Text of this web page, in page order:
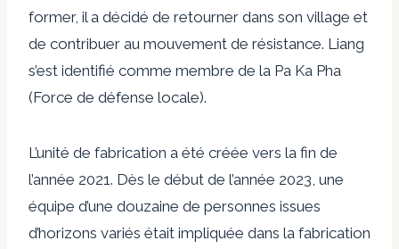
former, il a décidé de retourner dans son village et
de contribuer au mouvement de résistance. Liang
s’est identifié comme membre de la Pa Ka Pha
(Force de défense locale).
L’unité de fabrication a été créée vers la fin de
l’année 2021. Dès le début de l’année 2023, une
équipe d’une douzaine de personnes issues
d’horizons variés était impliquée dans la fabrication